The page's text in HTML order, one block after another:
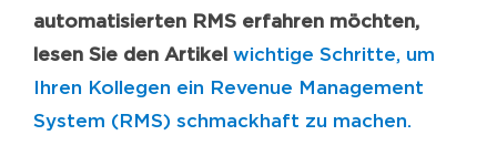
automatisierten RMS erfahren möchten,
lesen Sie den Artikel wichtige Schritte, um
Ihren Kollegen ein Revenue Management
System (RMS) schmackhaft zu machen.